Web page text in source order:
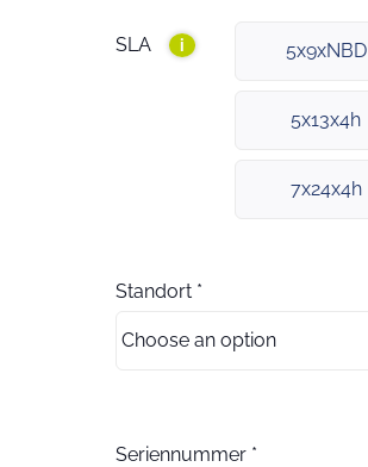
SLA i 5x9xNBD
5x13x4h
7x24x4h
Standort *
Seriennummer *